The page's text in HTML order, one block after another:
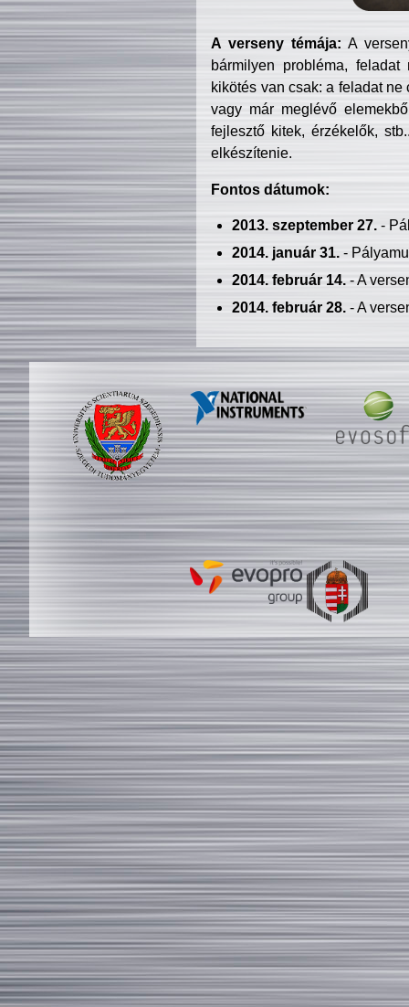
A verseny témája: A
bármilyen probléma, feladat
kikötés van csak: a feladat
vagy már meglévő
fejlesztő kitek, érzékelők,
elkészítenie.
Fontos dátumok:
2013. szeptember 27.-
2014. január 31.-
2014. február 14.- A
2014. február 28.- A